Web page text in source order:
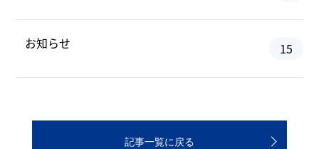
お知らせ 15
記事一覧に戻る